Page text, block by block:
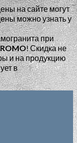
на сайте могут
можно узнать у
при
!Скидка не
и на продукцию
в